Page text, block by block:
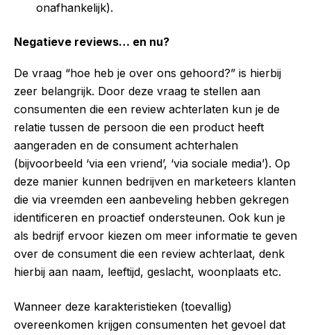
onafhankelijk).
Negatieve reviews… en nu?
De vraag “hoe heb je over ons gehoord?” is hierbij
zeer belangrijk. Door deze vraag te stellen aan
consumenten die een review achterlaten kun je de
relatie tussen de persoon die een product heeft
aangeraden en de consument achterhalen
(bijvoorbeeld ‘via een vriend’, ‘via sociale media’). Op
deze manier kunnen bedrijven en marketeers klanten
die via vreemden een aanbeveling hebben gekregen
identificeren en proactief ondersteunen. Ook kun je
als bedrijf ervoor kiezen om meer informatie te geven
over de consument die een review achterlaat, denk
hierbij aan naam, leeftijd, geslacht, woonplaats etc.
Wanneer deze karakteristieken (toevallig)
overeenkomen krijgen consumenten het gevoel dat